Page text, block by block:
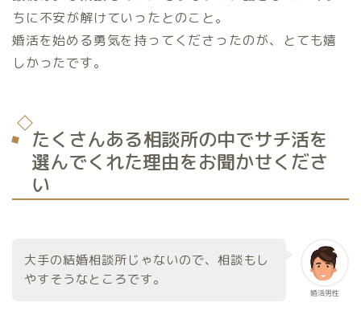
ちに不安が解けていったとのこと。
婚活を始める勇気を持ってくださったのが、とても嬉
しかったです。
たくさんある相談所の中でサチ活を
選んでくれた理由をお聞かせくださ
い
婚活男性
大手の結婚相談所じゃないので、相談もし
やすそうなところです。